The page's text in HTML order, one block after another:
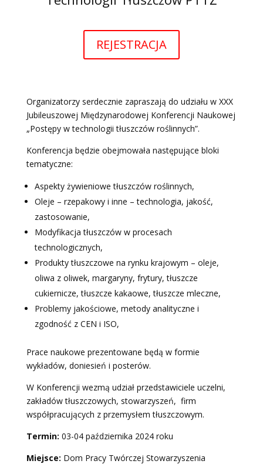
REJESTRACJA
Organizatorzy serdecznie zapraszają do udziału w XXX
Jubileuszowej Międzynarodowej Konferencji Naukowej
„Postępy w technologii tłuszczów roślinnych”.
Konferencja będzie obejmowała następujące bloki
tematyczne:
Aspekty żywieniowe tłuszczów roślinnych,
Oleje – rzepakowy i inne – technologia, jakość,
zastosowanie,
Modyfikacja tłuszczów w procesach
technologicznych,
Produkty tłuszczowe na rynku krajowym – oleje,
oliwa z oliwek, margaryny, frytury, tłuszcze
cukiernicze, tłuszcze kakaowe, tłuszcze mleczne,
Problemy jakościowe, metody analityczne i
zgodność z CEN i ISO,
Prace naukowe prezentowane będą w formie
wykładów, doniesień i posterów.
W Konferencji wezmą udział przedstawiciele uczelni,
zakładów tłuszczowych, stowarzyszeń, firm
współpracujących z przemysłem tłuszczowym.
Termin: 03-04 października 2024 roku
Miejsce: Dom Pracy Twórczej Stowarzyszenia